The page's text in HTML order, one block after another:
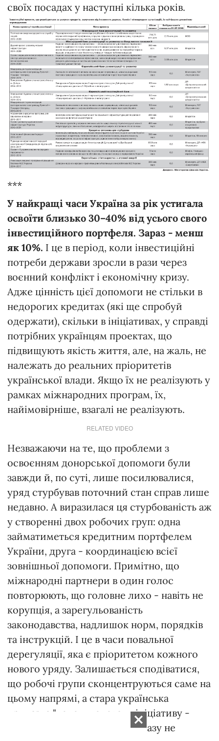
своїх посадах у наступні кілька років.
***
У найкращі часи Україна за рік устигала
освоїти близько 30–40% від усього свого
інвестиційного портфеля. Зараз - менш
як 10%. І це в період, коли інвестиційні
потреби держави зросли в рази через
воєнний конфлікт і економічну кризу.
Адже цінність цієї допомоги не стільки в
недорогих кредитах (які ще спробуй
одержати), скільки в ініціативах, у справді
потрібних українцям проектах, що
підвищують якість життя, але, на жаль, не
належать до реальних пріоритетів
української влади. Якщо їх не реалізують у
рамках міжнародних програм, їх,
найімовірніше, взагалі не реалізують.
RELATED VIDEO
Незважаючи на те, що проблеми з
освоєнням донорської допомоги були
завжди й, по суті, лише посилювалися,
уряд стурбував поточний стан справ лише
недавно. А виразилася ця стурбованість аж
у створенні двох робочих груп: одна
займатиметься кредитним портфелем
України, друга - координацією всієї
зовнішньої допомоги. Примітно, що
міжнародні партнери в один голос
повторюють, що головне лихо - навіть не
корупція, а зарегульованість
законодавства, надлишок норм, порядків
та інструкцій. І це в часи повальної
дерегуляції, яка є пріоритетом кожного
нового уряду. Залишається сподіватися,
що робочі групи сконцентруються саме на
цьому напрямі, а стара українська
приказка "хочеш поховати ініціативу -
створи робочу групу" цього разу не